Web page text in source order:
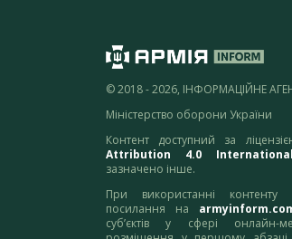
© 2018 - 2026, ІНФОРМАЦІЙНЕ
Міністерство оборони України
Контент доступний за
Attribution 4.0
зазначено інше.
При використанні
посилання на
суб’єктів у сфері онлайн-